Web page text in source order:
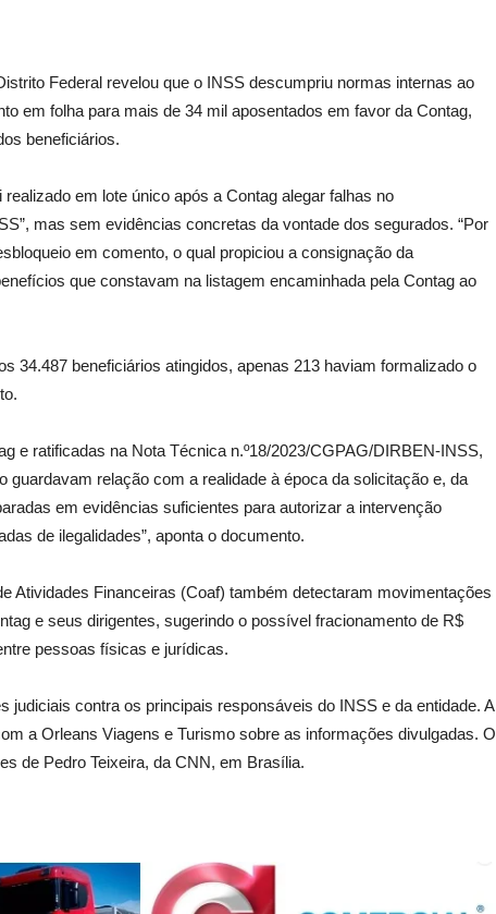
Federal revelou que o INSS descumpriu normas internas ao
em folha para mais de 34 mil aposentados em favor da Contag,
beneficiários.
em lote único após a Contag alegar falhas no
mas sem evidências concretas da vontade dos segurados. “Por
em comento, o qual propiciou a consignação da
que constavam na listagem encaminhada pela Contag ao
34.487 beneficiários atingidos, apenas 213 haviam formalizado o
e ratificadas na Nota Técnica n.º18/2023/CGPAG/DIRBEN-INSS,
guardavam relação com a realidade à época da solicitação e, da
em evidências suficientes para autorizar a intervenção
de ilegalidades”, aponta o documento.
Atividades Financeiras (Coaf) também detectaram movimentações
e seus dirigentes, sugerindo o possível fracionamento de R$
pessoas físicas e jurídicas.
judiciais contra os principais responsáveis do INSS e da entidade. A
a Orleans Viagens e Turismo sobre as informações divulgadas. O
de Pedro Teixeira, da CNN, em Brasília.